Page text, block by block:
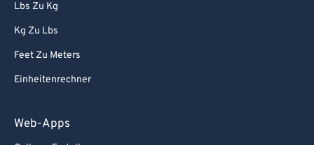
Lbs Zu Kg
Kg Zu Lbs
Feet Zu Meters
Einheitenrechner
Web-Apps